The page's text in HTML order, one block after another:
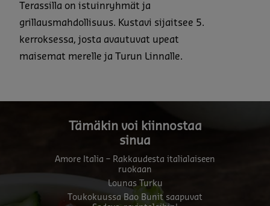
Terassilla on istuinryhmät ja
grillausmahdollisuus. Kustavi sijaitsee 5.
kerroksessa, josta avautuvat upeat
maisemat merelle ja Turun Linnalle.
Tämäkin voi kiinnostaa
sinua
Amore Italia – Rakkaudesta italialaiseen
ruokaan
Lounas Turku
Toukokuussa Bao Bunit saapuvat